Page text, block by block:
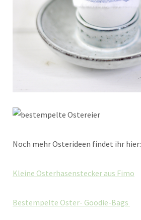
Noch mehr Osterideen findet ihr hier:
Kleine Osterhasenstecker aus Fimo
Bestempelte Oster- Goodie-Bags